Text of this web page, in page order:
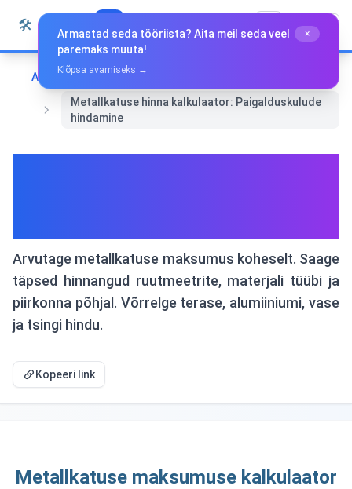
Liigu sisu juurde
🛠️ Eesti
Avaleht
Rahandus
Metallkatuse hinna kalkulaator: Paigalduskulude
hindamine
Arvutage metallkatuse maksumus koheselt. Saage
täpsed hinnangud ruutmeetrite, materjali tüübi ja
piirkonna põhjal. Võrrelge terase, alumiiniumi, vase
ja tsingi hindu.
Kopeeri link
Metallkatuse maksumuse kalkulaator
Armastad seda tööriista? Aita meil seda veel
paremaks muuta!
×
Klõpsa avamiseks →